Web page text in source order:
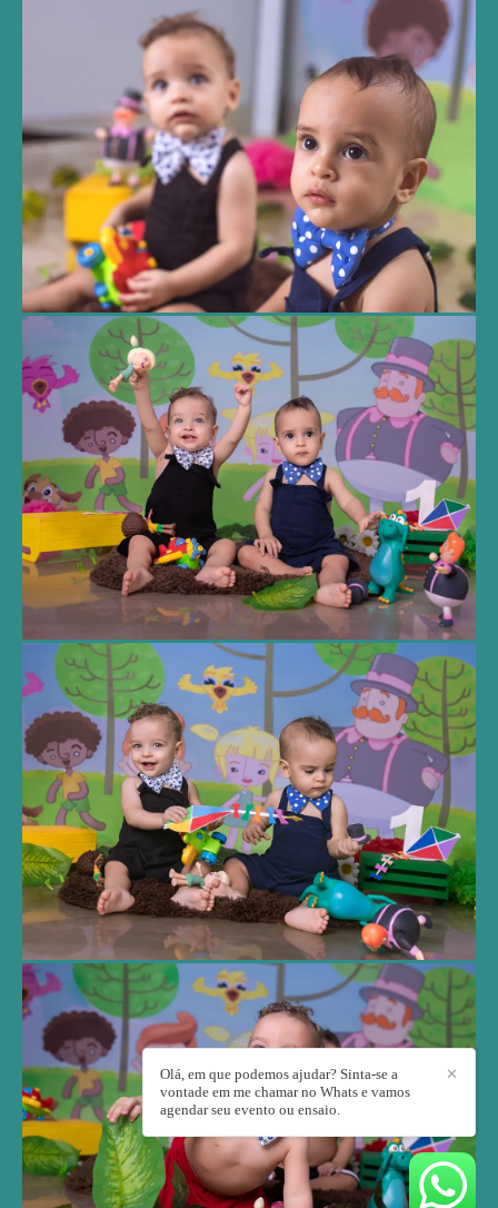
✕
Olá, em que podemos ajudar? Sinta-se a
vontade em me chamar no Whats e vamos
agendar seu evento ou ensaio.